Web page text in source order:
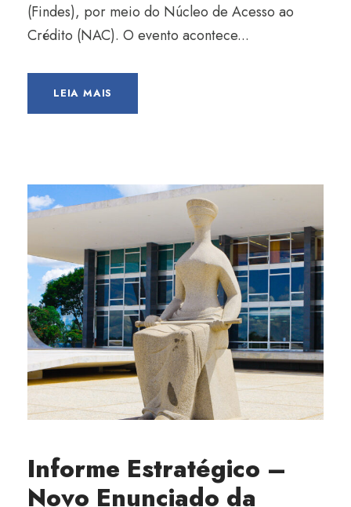
(Findes), por meio do Núcleo de Acesso ao
Crédito (NAC). O evento acontece...
LEIA MAIS
Informe Estratégico –
Novo Enunciado da